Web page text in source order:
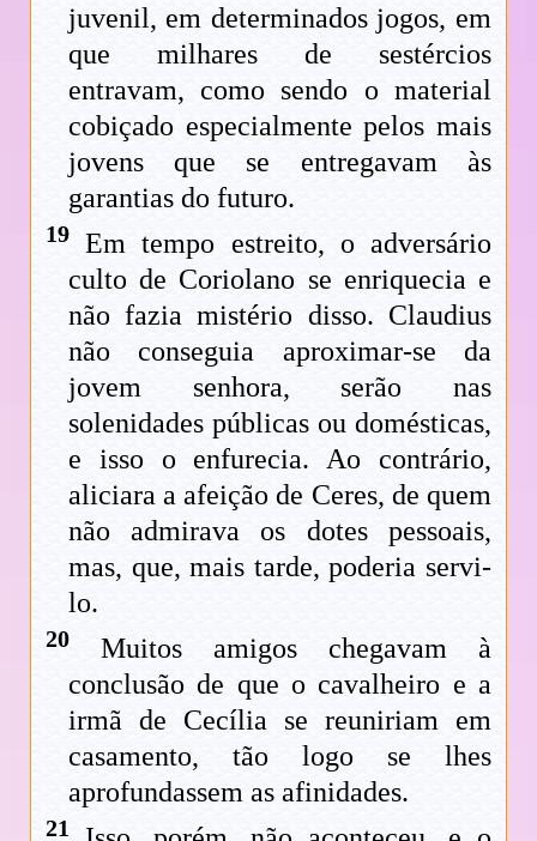
juvenil, em determinados jogos, em
que milhares de sestércios
entravam, como sendo o material
cobiçado especialmente pelos mais
jovens que se entregavam às
garantias do futuro.
19 Em tempo estreito, o adversário
culto de Coriolano se enriquecia e
não fazia mistério disso. Claudius
não conseguia aproximar-se da
jovem senhora, serão nas
solenidades públicas ou domésticas,
e isso o enfurecia. Ao contrário,
aliciara a afeição de Ceres, de quem
não admirava os dotes pessoais,
mas, que, mais tarde, poderia servi-
lo.
20 Muitos amigos chegavam à
conclusão de que o cavalheiro e a
irmã de Cecília se reuniriam em
casamento, tão logo se lhes
aprofundassem as afinidades.
21